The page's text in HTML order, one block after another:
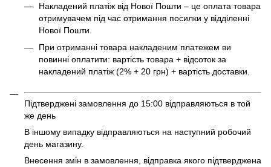
Накладений платіж від Нової Пошти – це оплата товара
отримувачем під час отримання посилки у відділенні
Нової Пошти.
При отриманні товара накладеним платежем ви
повинні оплатити: вартість товара + відсоток за
накладений платіж (2% + 20 грн) + вартість доставки.
Підтверджені замовлення до 15:00 відправляються в той
же день
В іншому випадку відправляються на наступний робочий
день магазину.
Внесення змін в замовлення, відправка якого підтверджена